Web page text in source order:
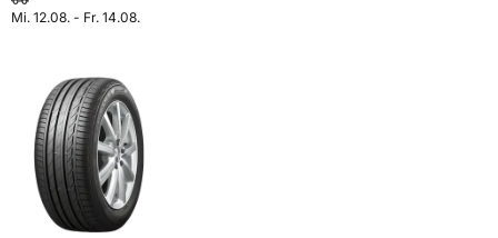
Mi. 12.08. - Fr. 14.08.